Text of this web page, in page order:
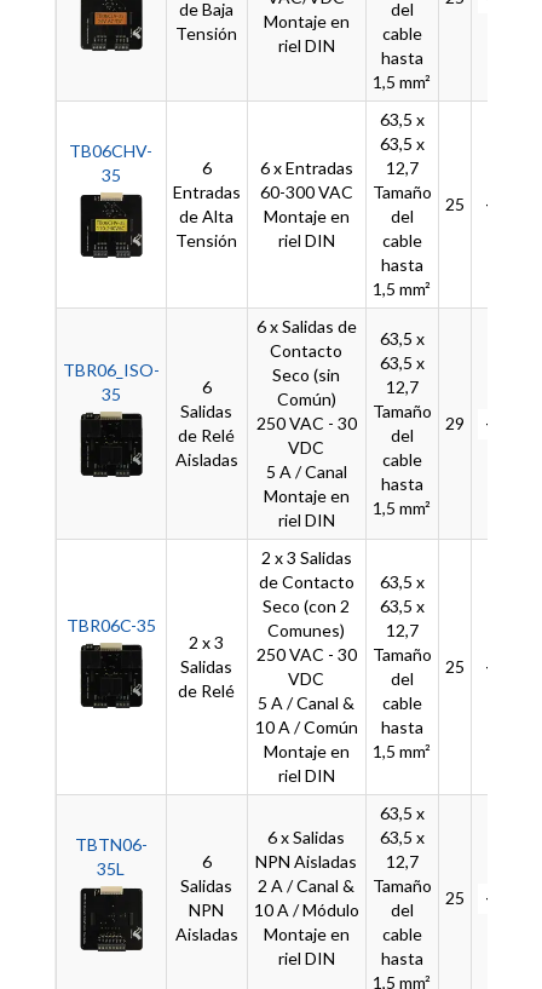
de Baja
Tensión
Montaje en
riel DIN
del
cable
hasta
1,5 mm²
TB06CHV-
35
6
Entradas
de Alta
Tensión
6 x Entradas
60-300 VAC
Montaje en
riel DIN
63,5 x
63,5 x
12,7
Tamaño
del
cable
hasta
1,5 mm²
25 -
TBR06_ISO-
35
6
Salidas
de Relé
Aisladas
6 x Salidas de
Contacto
Seco (sin
Común)
250 VAC - 30
VDC
5 A / Canal
Montaje en
riel DIN
63,5 x
63,5 x
12,7
Tamaño
del
cable
hasta
1,5 mm²
29 -
TBR06C-35
2 x 3
Salidas
de Relé
2 x 3 Salidas
de Contacto
Seco (con 2
Comunes)
250 VAC - 30
VDC
5 A / Canal &
10 A / Común
Montaje en
riel DIN
63,5 x
63,5 x
12,7
Tamaño
del
cable
hasta
1,5 mm²
25 -
TBTN06-
35L
6
Salidas
NPN
Aisladas
6 x Salidas
NPN Aisladas
2 A / Canal &
10 A / Módulo
Montaje en
riel DIN
63,5 x
63,5 x
12,7
Tamaño
del
cable
hasta
1,5 mm²
25 -